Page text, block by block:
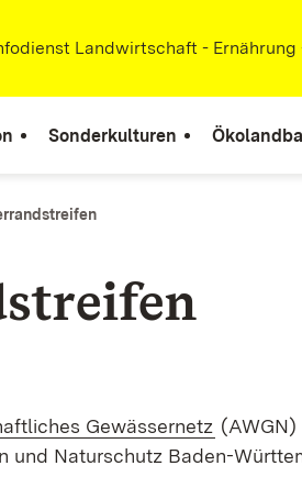
Landwirtschaft - Ernährung
Sonderkulturen
Gewässernetz (Öffnet
(AWGN)
und Naturschutz Baden-